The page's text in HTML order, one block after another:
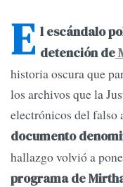
E l escándalo
detención de
historia oscura que
los archivos que la
electrónicos del falso
documento
hallazgo volvió a
programa de